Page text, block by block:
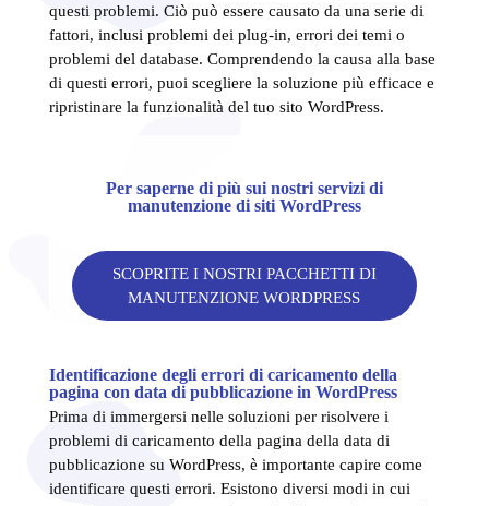
questi problemi. Ciò può essere causato da una serie di
fattori, inclusi problemi dei plug-in, errori dei temi o
problemi del database. Comprendendo la causa alla base
di questi errori, puoi scegliere la soluzione più efficace e
ripristinare la funzionalità del tuo sito WordPress.
Per saperne di più sui nostri servizi di
manutenzione di siti WordPress
SCOPRITE I NOSTRI PACCHETTI DI
MANUTENZIONE WORDPRESS
Identificazione degli errori di caricamento della
pagina con data di pubblicazione in WordPress
Prima di immergersi nelle soluzioni per risolvere i
problemi di caricamento della pagina della data di
pubblicazione su WordPress, è importante capire come
identificare questi errori. Esistono diversi modi in cui